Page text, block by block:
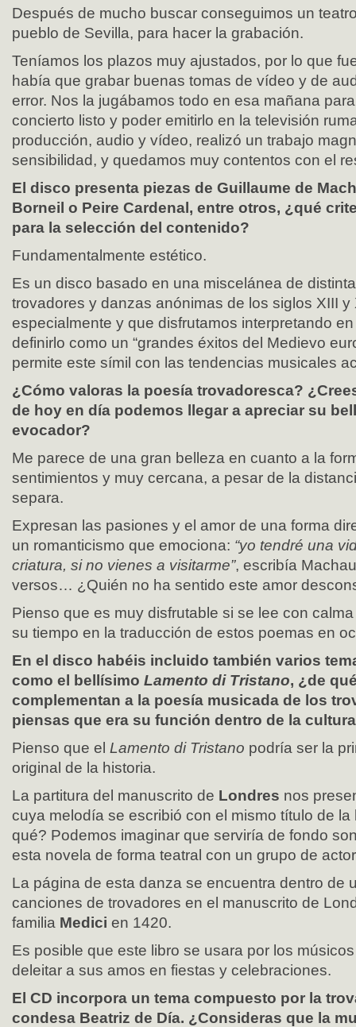
Después de mucho buscar conseguimos un
pueblo de Sevilla, para hacer la grabación.
Teníamos los plazos muy ajustados, por lo que
había que grabar buenas tomas de vídeo y de
error. Nos la jugábamos todo en esa mañana
concierto listo y poder emitirlo en la televisión
producción, audio y vídeo, realizó un trabajo
sensibilidad, y quedamos muy contentos con el
El disco presenta piezas de Guillaume de
Borneil o Peire Cardenal, entre otros, ¿qué
para la selección del contenido?
Fundamentalmente estético.
Es un disco basado en una miscelánea de
trovadores y danzas anónimas de los siglos XIII
especialmente y que disfrutamos interpretando
definirlo como un “grandes éxitos del Medievo
permite este símil con las tendencias musicales
¿Cómo valoras la poesía trovadoresca?
de hoy en día podemos llegar a apreciar su
evocador?
Me parece de una gran belleza en cuanto a la
sentimientos y muy cercana, a pesar de la
separa.
Expresan las pasiones y el amor de una forma
un romanticismo que emociona: “yo tendré una
criatura, si no vienes a visitarme”, escribía
versos… ¿Quién no ha sentido este amor
Pienso que es muy disfrutable si se lee con
su tiempo en la traducción de estos poemas en
En el disco habéis incluido también varios
como el bellísimo Lamento di Tristano, ¿de
complementan a la poesía musicada de los
piensas que era su función dentro de la
Pienso que el Lamento di Tristano podría ser la
original de la historia.
La partitura del manuscrito de Londres nos
cuya melodía se escribió con el mismo título de
qué? Podemos imaginar que serviría de fondo
esta novela de forma teatral con un grupo de
La página de esta danza se encuentra dentro de
canciones de trovadores en el manuscrito de
familia Medici en 1420.
Es posible que este libro se usara por los
deleitar a sus amos en fiestas y celebraciones.
El CD incorpora un tema compuesto por la
condesa Beatriz de Día. ¿Consideras que la